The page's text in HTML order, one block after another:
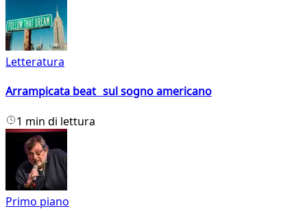
Letteratura
Arrampicata beat sul sogno americano
1 min di lettura
Primo piano